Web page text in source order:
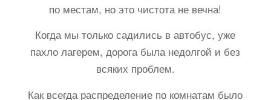
по местам, но это чистота не вечна!
Когда мы только садились в автобус, уже
пахло лагерем, дорога была недолгой и без
всяких проблем.
Как всегда распределение по комнатам было